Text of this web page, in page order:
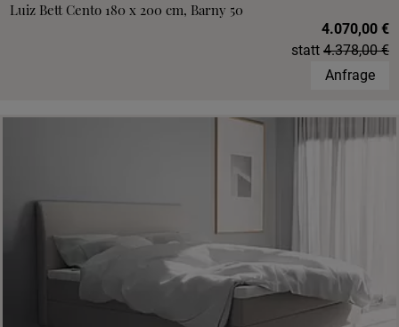
Luiz Bett Cento 180 x 200 cm, Barny 50
4.070,00 €
statt 4.378,00 €
Anfrage